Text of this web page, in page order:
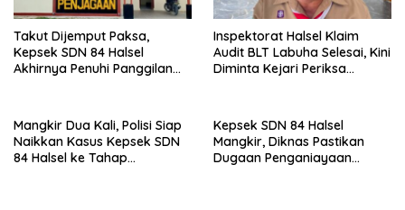
Takut Dijemput Paksa,
Kepsek SDN 84 Halsel
Akhirnya Penuhi Panggilan
Inspektorat Halsel Klaim
Audit BLT Labuha Selesai, Kini
Diminta Kejari Periksa
Mangkir Dua Kali, Polisi Siap
Naikkan Kasus Kepsek SDN
84 Halsel ke Tahap
Kepsek SDN 84 Halsel
Mangkir, Diknas Pastikan
Dugaan Penganiayaan